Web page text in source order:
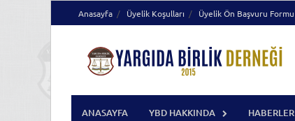
to
Anasayfa Üyelik Koşulları Üyelik Ön Başvuru Formu
ANASAYFA YBD HAKKINDA HABERLER